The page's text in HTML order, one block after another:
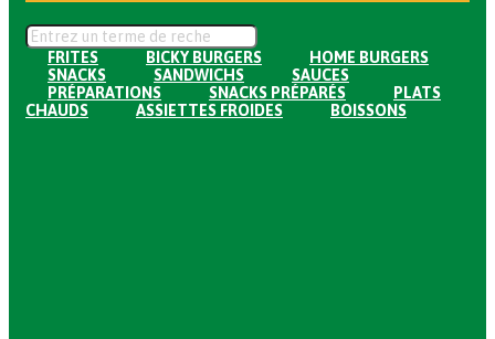
FRITES BICKY BURGERS
HOME BURGERS
SNACKS
SANDWICHS
SAUCES
PRÉPARATIONS
SNACKS PRÉPARÉS
PLATS
CHAUDS
ASSIETTES FROIDES BOISSONS